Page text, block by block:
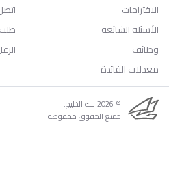
الاقتراحات
الأسئلة الشائعة
وظائف
معدلات الفائدة
© 2026 بنك الخليج.
جميع الحقوق محفوظة